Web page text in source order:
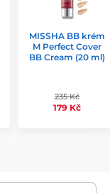
MISSHA BB krém
M Perfect Cover
BB Cream (20 ml)
235 Kč
179 Kč